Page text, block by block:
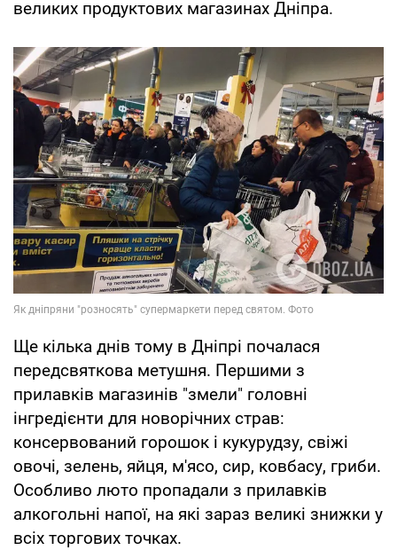
великих продуктових магазинах Дніпра.
Ще кілька днів тому в Дніпрі почалася
передсвяткова метушня. Першими з
прилавків магазинів "змели" головні
інгредієнти для новорічних страв:
консервований горошок і кукурудзу, свіжі
овочі, зелень, яйця, м'ясо, сир, ковбасу, гриби.
Особливо люто пропадали з прилавків
алкогольні напої, на які зараз великі знижки у
всіх торгових точках.